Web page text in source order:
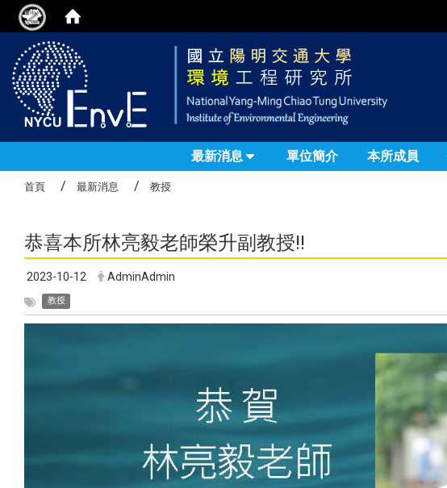
最新消息 單位簡介 本所成員
首頁 最新消息 教授
恭喜本所林亮毅老師榮升副教授!!
2023-10-12 AdminAdmin
教授